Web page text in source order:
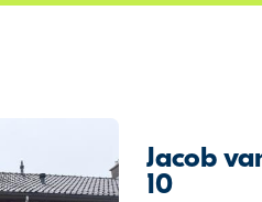
Jacob
10